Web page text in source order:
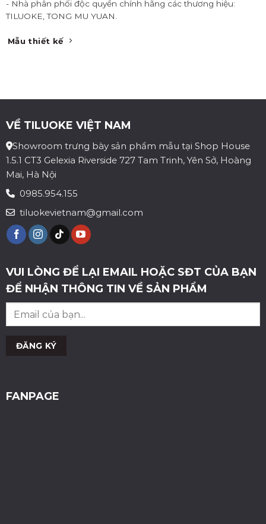
- Nhà phân phối độc quyền chính hãng các thương hiệu:
TILUOKE, TONG MU YUAN.
Mẫu thiết kế
VỀ TILUOKE VIỆT NAM
Showroom trưng bày sản phẩm mẫu tại Shop House
1.5.1 CT3 Gelexia Riverside 727 Tam Trinh, Yên Sở, Hoàng
Mai, Hà Nội
0985.954.155
tiluokevietnam@gmail.com
VUI LÒNG ĐỂ LẠI EMAIL HOẶC SĐT CỦA BẠN
ĐỂ NHẬN THÔNG TIN VỀ SẢN PHẨM
FANPAGE